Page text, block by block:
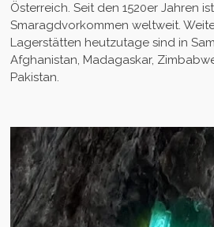
Österreich. Seit den 1520er Jahren
Smaragdvorkommen weltweit.
Lagerstätten heutzutage sind in
Afghanistan, Madagaskar,
Pakistan.